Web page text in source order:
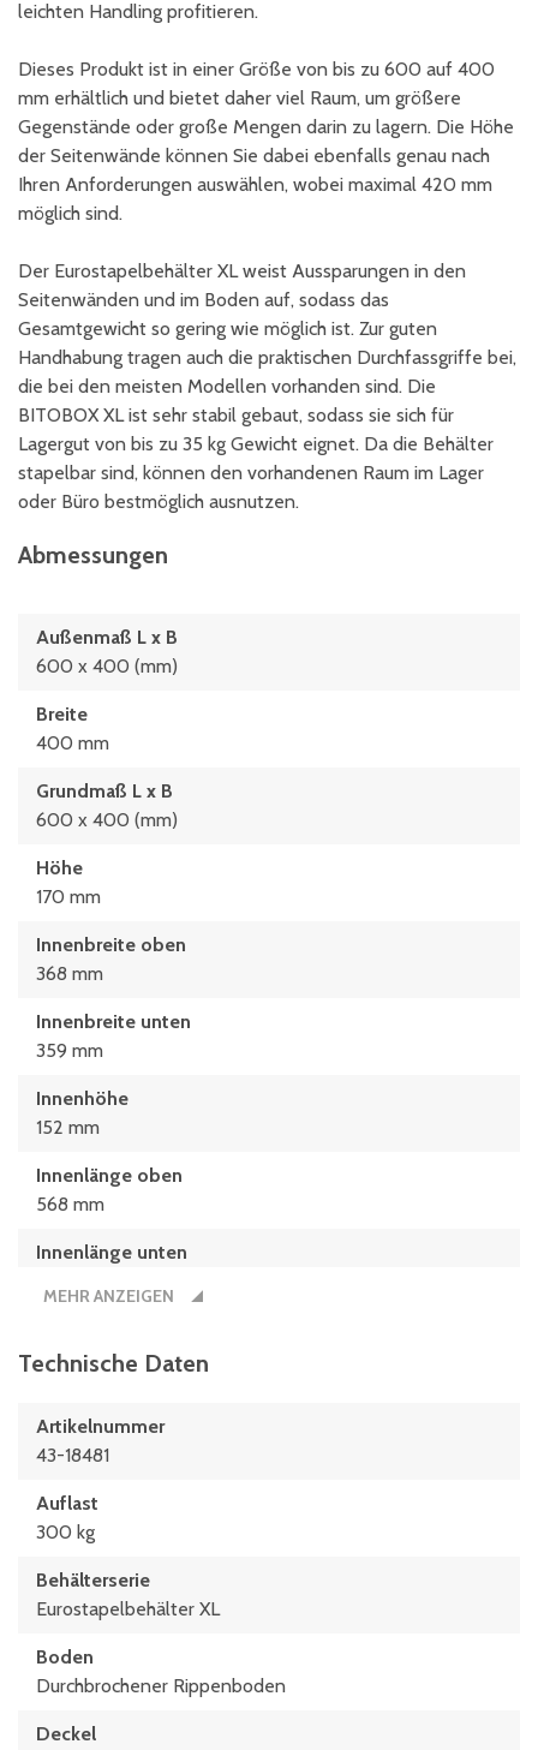
leichten Handling profitieren.
Dieses Produkt ist in einer Größe von bis zu 600 auf 400
mm erhältlich und bietet daher viel Raum, um größere
Gegenstände oder große Mengen darin zu lagern. Die Höhe
der Seitenwände können Sie dabei ebenfalls genau nach
Ihren Anforderungen auswählen, wobei maximal 420 mm
möglich sind.
Der Eurostapelbehälter XL weist Aussparungen in den
Seitenwänden und im Boden auf, sodass das
Gesamtgewicht so gering wie möglich ist. Zur guten
Handhabung tragen auch die praktischen Durchfassgriffe bei,
die bei den meisten Modellen vorhanden sind. Die
BITOBOX XL ist sehr stabil gebaut, sodass sie sich für
Lagergut von bis zu 35 kg Gewicht eignet. Da die Behälter
stapelbar sind, können den vorhandenen Raum im Lager
oder Büro bestmöglich ausnutzen.
Abmessungen
Außenmaß L x B
600 x 400 (mm)
Breite
400 mm
Grundmaß L x B
600 x 400 (mm)
Höhe
170 mm
Innenbreite oben
368 mm
Innenbreite unten
359 mm
Innenhöhe
152 mm
Innenlänge oben
568 mm
Innenlänge unten
559 x 359 x 152 (mm)
600 mm
600 x 400 (mm)
MEHR ANZEIGEN
Technische Daten
Artikelnummer
43-18481
Auflast
300 kg
Behälterserie
Eurostapelbehälter XL
Boden
Durchbrochener Rippenboden
Deckel